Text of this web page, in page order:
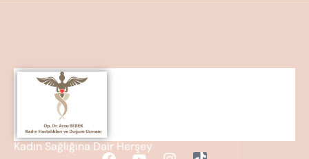
Kadın Sağlığına Dair Herşey